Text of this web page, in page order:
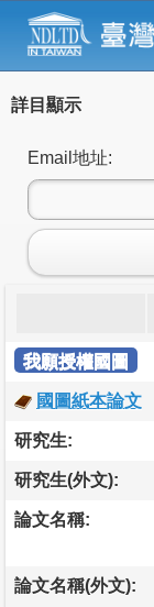
詳目顯示
Email地址:
我願授權國圖
國圖紙本論文
研究生:
研究生(外文):
論文名稱:
論文名稱(外文):